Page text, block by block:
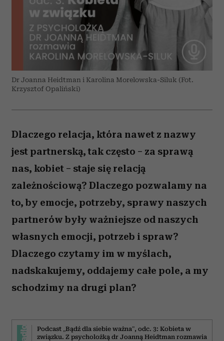
Dr Joanna Heidtman i Karolina Morelowska-Siluk (Fot.
Krzysztof Opaliński)
Dlaczego relacja, która nawet z nazwy
jest partnerską, tak często – za sprawą
nas, kobiet – staje się relacją
zależnościową? Dlaczego pozwalamy na
to, by emocje, potrzeby, sprawy naszych
partnerów były ważniejsze od naszych
własnych emocji, potrzeb i spraw?
Dlaczego czytamy im w myślach,
nadskakujemy, oddajemy całe pole, a my
schodzimy na drugi plan?
Podcast „Bądź dla siebie ważna”, odc. 3: Kobieta w
związku. Z psycholożką dr Joanną Heidtman rozmawia